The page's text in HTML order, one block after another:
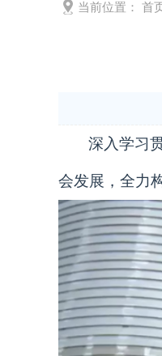
当前位置： 首
深入学习
会发展，全力